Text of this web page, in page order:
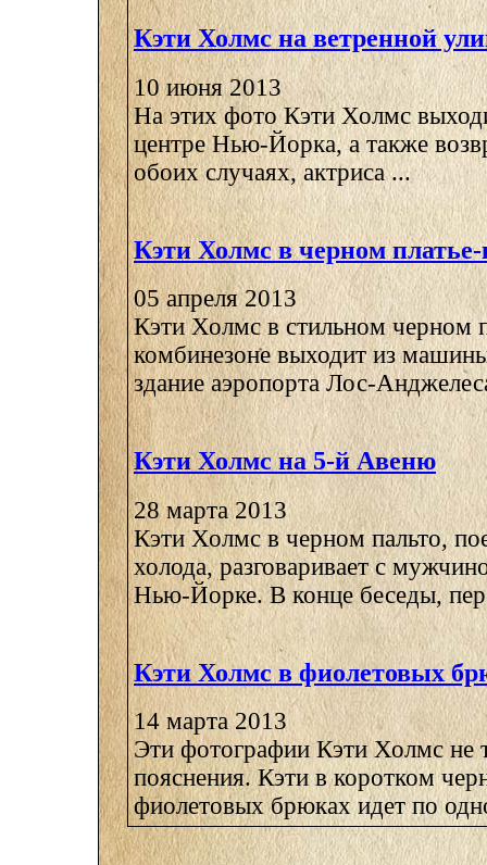
Кэти Холмс на ветренной
10 июня 2013
На этих фото Кэти Холмс
центре Нью-Йорка, а также
обоих случаях, актриса ...
Кэти Холмс в черном
05 апреля 2013
Кэти Холмс в стильном черном
комбинезоне выходит из
здание аэропорта Лос-
Кэти Холмс на 5-й Авеню
28 марта 2013
Кэти Холмс в черном пальто,
холода, разговаривает с
Нью-Йорке. В конце беседы,
Кэти Холмс в фиолетовых
14 марта 2013
Эти фотографии Кэти Холмс не
пояснения. Кэти в коротком
фиолетовых брюках идет по